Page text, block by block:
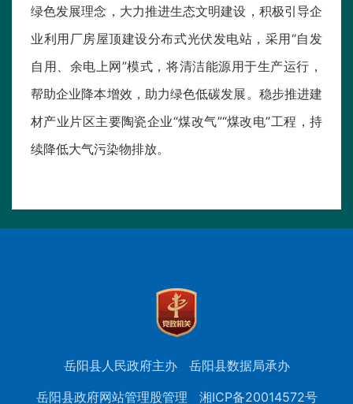
绿色发展理念，大力推进生态文明建设，积极引导企
业利用厂房屋顶建设分布式光伏发电站，采用“自发
自用、余电上网”模式，将清洁能源用于生产运行，
帮助企业降本增效，助力绿色低碳发展。稳步推进建
材产业片区主要陶瓷企业“煤改气”“煤改电”工程，持
续降低大气污染物排放。
岳阳县人民政府主办
岳阳县数据局承办
岳阳县政府网站管理股管理
湘ICP备20014572号